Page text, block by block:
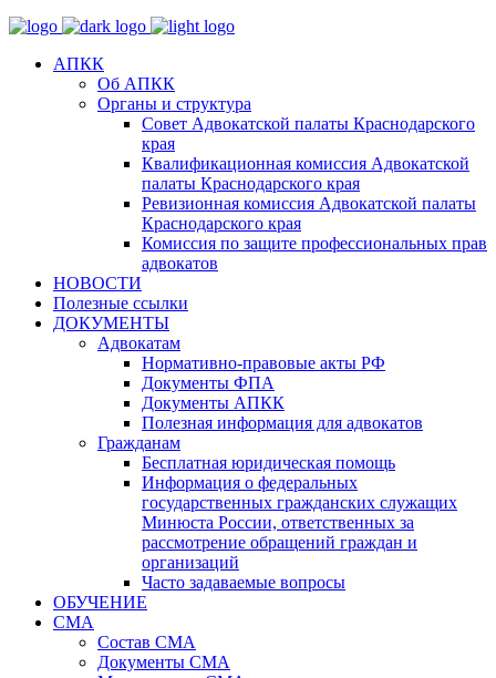
АПКК
Об АПКК
Органы и структура
Совет Адвокатской палаты Краснодарского
края
Квалификационная комиссия Адвокатской
палаты Краснодарского края
Ревизионная комиссия Адвокатской палаты
Краснодарского края
Комиссия по защите профессиональных прав
адвокатов
НОВОСТИ
Полезные ссылки
ДОКУМЕНТЫ
Адвокатам
Нормативно-правовые акты РФ
Документы ФПА
Документы АПКК
Полезная информация для адвокатов
Гражданам
Бесплатная юридическая помощь
Информация о федеральных
государственных гражданских служащих
Минюста России, ответственных за
рассмотрение обращений граждан и
организаций
Часто задаваемые вопросы
ОБУЧЕНИЕ
СМА
Состав СМА
Документы СМА